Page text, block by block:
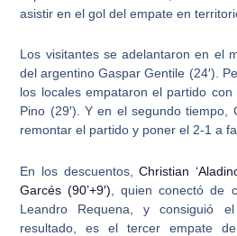
asistir en el gol del empate en
Los visitantes se adelantaron en el
del argentino Gaspar Gentile (24′).
los locales empataron el partido
Pino (29′). Y en el segundo tiempo,
remontar el partido y poner el 2-1 a
En los descuentos,Christian
Garcés (90’+9′) , quien conectó de
Leandro Requena, y consiguió
resultado, es eltercer empate